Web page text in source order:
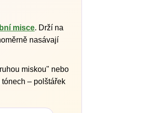
misce. Drží na
nasávají
miskou" nebo
– polštářek